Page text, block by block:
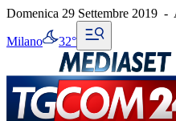
Domenica 29 Settembre 2019 -
Milano 32°